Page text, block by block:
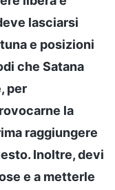
lasciarsi
e posizioni
che Satana
per
la
raggiungere
Inoltre, devi
e a metterle